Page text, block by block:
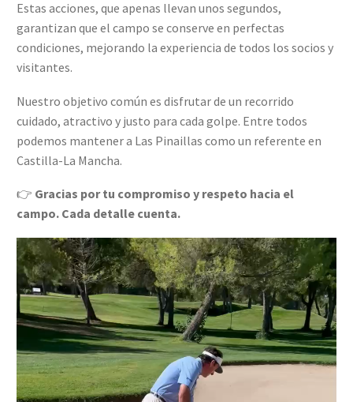
Estas acciones, que apenas llevan unos segundos,
garantizan que el campo se conserve en perfectas
condiciones, mejorando la experiencia de todos los socios y
visitantes.
Nuestro objetivo común es disfrutar de un recorrido
cuidado, atractivo y justo para cada golpe. Entre todos
podemos mantener a Las Pinaillas como un referente en
Castilla-La Mancha.
👉 Gracias por tu compromiso y respeto hacia el
campo. Cada detalle cuenta.